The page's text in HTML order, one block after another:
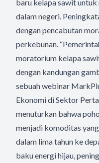
baru kelapa sawit
dalam negeri.
dengan pencabutan
perkebunan.
moratorium kelapa
dengan kandungan
sebuah webinar
Ekonomi di Sektor
menuturkan bahwa
menjadi komoditas
dalam lima tahun ke
baku energi hijau,